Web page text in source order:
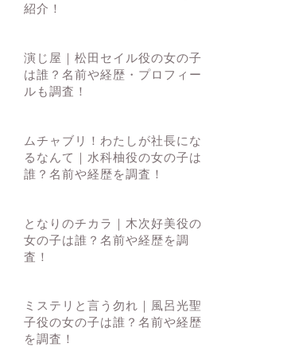
紹介！
演じ屋｜松田セイル役の女の子
は誰？名前や経歴・プロフィー
ルも調査！
ムチャブリ！わたしが社長にな
るなんて｜水科柚役の女の子は
誰？名前や経歴を調査！
となりのチカラ｜木次好美役の
女の子は誰？名前や経歴を調
査！
ミステリと言う勿れ｜風呂光聖
子役の女の子は誰？名前や経歴
を調査！